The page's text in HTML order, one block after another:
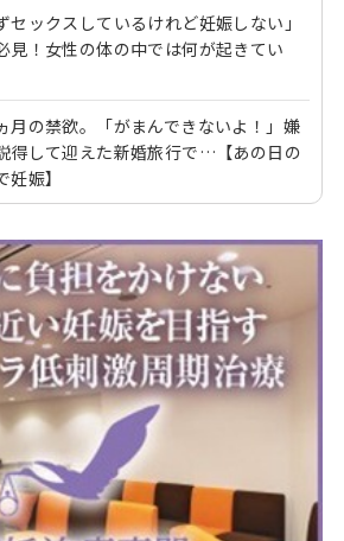
セックスしているけれど妊娠しない」
見！女性の体の中では何が起きてい
月の禁欲。「がまんできないよ！」嫌
得して迎えた新婚旅行で…【あの日の
娠】